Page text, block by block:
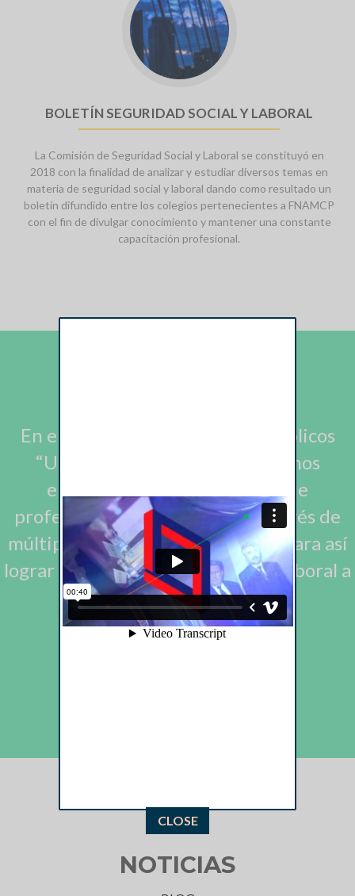
to
Boletín
seguridad
social
y
BOLETÍN SEGURIDAD SOCIAL Y LABORAL
La Comisión de Seguridad Social y Laboral se constituyó en
2018 con la finalidad de analizar y estudiar diversos temas en
materia de seguridad social y laboral dando como resultado un
boletín difundido entre los colegios pertenecientes a FNAMCP
con el fin de divulgar conocimiento y mantener una constante
capacitación profesional.
En el Colegio De Contadores Públicos
“Universidad De Guadalajara“ nos
encargamos de la formación de
profesionales competentes a través de
múltiples métodos de educación para así
lograr posicionamiento y unidad laboral a
nivel nacional.
NOTICIAS
This popup will close in:
CLOSE